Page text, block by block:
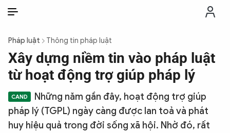
THỜI SỰ
CHỐNG DIỄN BIẾN HÒA BÌNH
CÔNG AN TRONG LÒNG DÂN
Pháp luật Thông tin pháp luật
Xây dựng niềm tin vào pháp luật
từ hoạt động trợ giúp pháp lý
Những năm gần đây, hoạt động trợ giúp
pháp lý (TGPL) ngày càng được lan toả và phát
huy hiệu quả trong đời sống xã hội. Nhờ đó, rất